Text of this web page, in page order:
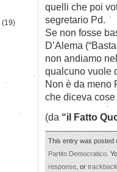
quelli che poi
segretario Pd.
Se non fosse
D’Alema
non andiamo
qualcuno vuole
Non è da meno
che diceva
(da “il Fatto
This entry was posted
Partito Democratico.
response, ortrackback
(19)